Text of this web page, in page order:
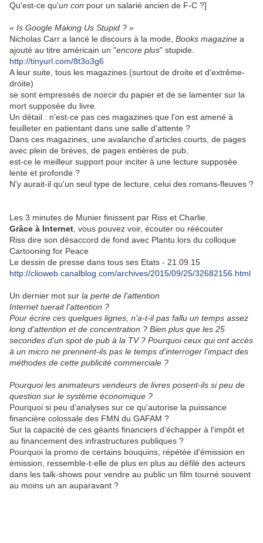
Qu'est-ce qu'un con pour un salarié ancien de F-C ?]
« Is Google Making Us Stupid ? »
Nicholas Carr a lancé le discours à la mode, Books magazine a
ajouté au titre américain un "encore plus" stupide.
http://tinyurl.com/8t3o3g6
A leur suite, tous les magazines (surtout de droite et d'extrême-
droite)
se sont empressés de noircir du papier et de se lamenter sur la
mort supposée du livre.
Un détail : n'est-ce pas ces magazines que l'on est amené à
feuilleter en patientant dans une salle d'attente ?
Dans ces magazines, une avalanche d'articles courts, de pages
avec plein de brèves, de pages entières de pub,
est-ce le meilleur support pour inciter à une lecture supposée
lente et profonde ?
N'y aurait-il qu'un seul type de lecture, celui des romans-fleuves ?
Les 3 minutes de Munier finissent par Riss et Charlie.
Grâce à Internet , vous pouvez voir, écouter ou réécouter
Riss dire son désaccord de fond avec Plantu lors du colloque
Cartooning for Peace
Le dessin de presse dans tous ses Etats - 21.09.15
http://clioweb.canalblog.com/archives/2015/09/25/32682156.html
Un dernier mot sur la perte de l'attention
Internet tuerait l'attention ?
Pour écrire ces quelques lignes, n'a-t-il pas fallu un temps assez
long d'attention et de concentration ? Bien plus que les 25
secondes d'un spot de pub à la TV ? Pourquoi ceux qui ont accès
à un micro ne prennent-ils pas le temps d'interroger l'impact des
méthodes de cette publicité commerciale ?
Pourquoi les animateurs vendeurs de livres posent-ils si peu de
question sur le système économique ?
Pourquoi si peu d'analyses sur ce qu'autorise la puissance
financière colossale des FMN du GAFAM ?
Sur la capacité de ces géants financiers d'échapper à l'impôt et
au financement des infrastructures publiques ?
Pourquoi la promo de certains bouquins, répétée d'émission en
émission, ressemble-t-elle de plus en plus au défilé des acteurs
dans les talk-shows pour vendre au public un film tourné souvent
au moins un an auparavant ?